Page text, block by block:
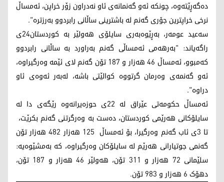
دەگەڕێتەوە، چونکە ئەو گەنمانەی ئاو نەدراون زۆر خراپن، ئەمساڵ
نرخی خراپترین جۆری گەنم لە باشترینی ساڵانی رابردوو بەرزترە".
سەعید عومەر، بەڕێوەبەری سایلۆی ھەولێر بە کوردستان24ی
راگەیاند: "بەرهەمی ئەمساڵی گەنم بەراورد بە ساڵانی رابردوو
کەمبوو، ئەمساڵ 46 هەزار و 187 تۆن گەنم لای ئێمە وەرگیراوە،
ئەو گەنمەی وەرمان گرتووە کوالێتی باشە، لەبەر ئەوەی ئاو
دراوە".
ئەمساڵ حکومەتی عێراق لە 22ی حوزەیرانەوە رێگەی دا لە
سایلۆکانی ھەرێمی کوردستان، دەست بە وەرگرتنی گەنم بکرێت،
تا 3ی ئاب گەنم وەرگیرا، بۆ ئەمساڵ 125 ھەزار 482 هەزار تۆن
گەنمی جوتیارانی هەرێم لە سایلۆکان وەرگيراوە، کە بەمشێوەیە:
سلێمانی 72 هەزار و 311 تۆن، هەولێر 46 هەزار و 187 تۆن،
دهۆک 6 هەزار و 983 تۆن.